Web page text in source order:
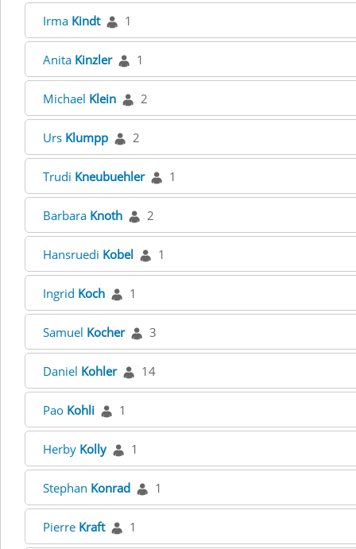
Irma Kindt 1
Anita Kinzler 1
Michael Klein 2
Urs Klumpp 2
Trudi Kneubuehler 1
Barbara Knoth 2
Hansruedi Kobel 1
Ingrid Koch 1
Samuel Kocher 3
Daniel Kohler 14
Pao Kohli 1
Herby Kolly 1
Stephan Konrad 1
Pierre Kraft 1